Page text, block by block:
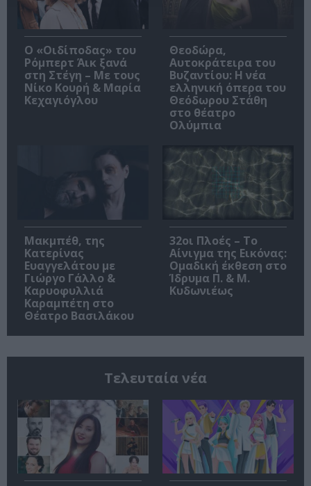
O «Οιδίποδας» του
Ρόμπερτ Άικ ξανά
στη Στέγη – Με τους
Νίκο Κουρή & Μαρία
Κεχαγιόγλου
Θεοδώρα,
Αυτοκράτειρα του
Βυζαντίου: Η νέα
ελληνική όπερα του
Θεόδωρου Στάθη
στο θέατρο
Ολύμπια
Μακμπέθ, της
Κατερίνας
Ευαγγελάτου με
Γιώργο Γάλλο &
Καρυοφυλλιά
Καραμπέτη στο
Θέατρο Βασιλάκου
32οι Πλοές – Το
Αίνιγμα της Εικόνας:
Ομαδική έκθεση στο
Ίδρυμα Π. & Μ.
Κυδωνιέως
Τελευταία νέα